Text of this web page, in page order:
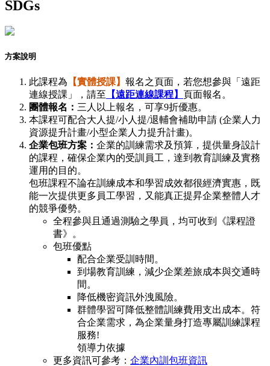
SDGs
方案說明
此課程為 【實體授課】 報名之頁面，若您想參與「遠距
連線授課」，請至 【遠距連線課程】 頁面報名。
團體報名： 三人以上報名，可享9折優惠。
本課程可配合大人提/小人提/退輔會補助申請 (企業人力
資源提升計畫/小型企業人力提升計畫)。
企業包班方案： 企業的訓練需求及預算，提供量身設計
的課程，確保企業內的受訓員工，達到教育訓練及實務
運用的目的。
包班課程不論在訓練成本和學習成效都很經濟實惠，既
能一次提供更多員工學習，又能真正提昇企業整體人才
的競爭優勢。
全程參與且通過測驗之學員，均可收到《課程證
書》。
包班優點
配合企業受訓時間。
到場教育訓練，減少企業差旅成本與交通時
間。
降低機密資訊外洩風險。
群體學習可降低整體訓練費用支出成本。符
合企業需求，為企業量身打造專屬訓練課程
服務!
領導力依據
更多資訊可參考： 企業內訓包班資訊